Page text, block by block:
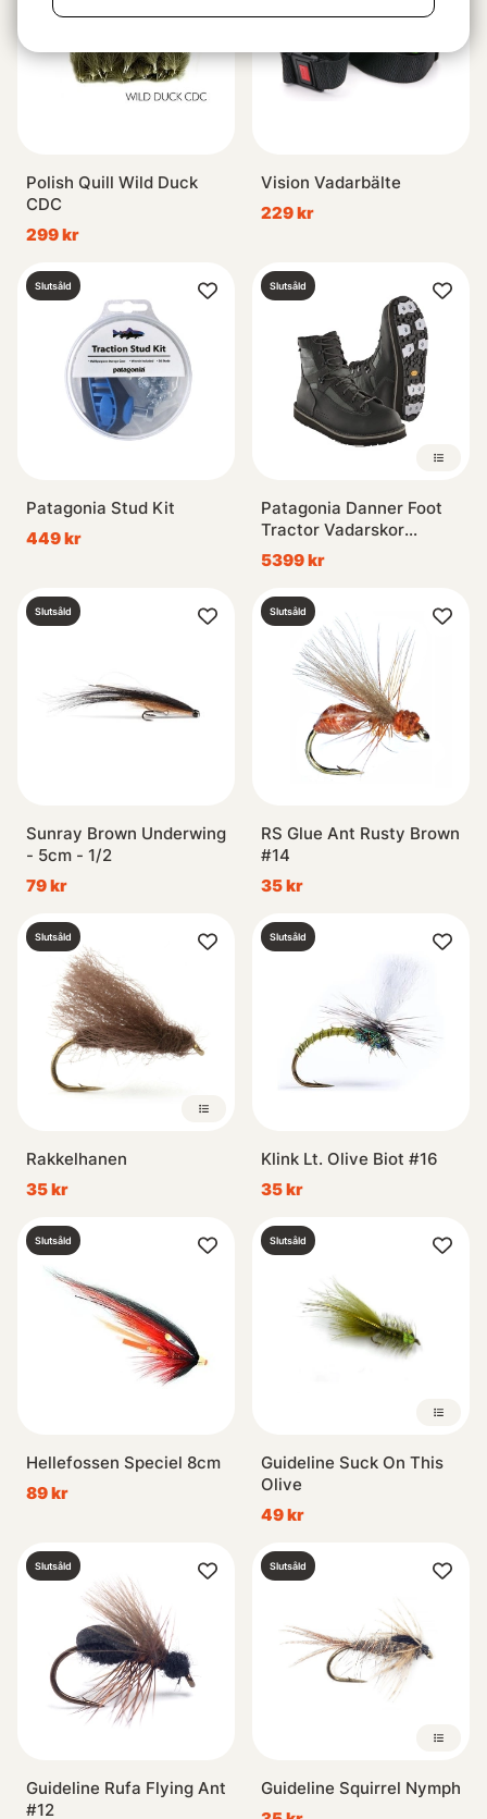
Polish Quill Wild Duck
CDC
299 kr
Vision Vadarbälte
229 kr
Slutsåld
Patagonia Stud Kit
449 kr
Slutsåld
Patagonia Danner Foot
Tractor Vadarskor
Aluminium Bar Dubbade
5399 kr
Slutsåld
Sunray Brown Underwing
- 5cm - 1/2
79 kr
Slutsåld
RS Glue Ant Rusty Brown
#14
35 kr
Slutsåld
Rakkelhanen
35 kr
Slutsåld
Klink Lt. Olive Biot #16
35 kr
Slutsåld
Hellefossen Speciel 8cm
89 kr
Slutsåld
Guideline Suck On This
Olive
49 kr
Slutsåld
Guideline Rufa Flying Ant
#12
Slutsåld
Guideline Squirrel Nymph